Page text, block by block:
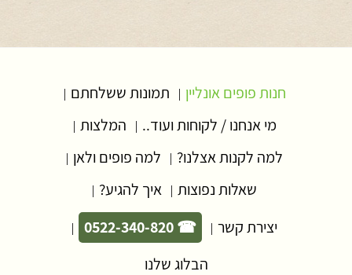
חנות פופים אונליין | תמונות ששלחתם |
מי אנחנו / לקוחות ועוד.. | המלצות |
למה לקנות אצלנו? | למה פופים ולאן |
שאלות נפוצות | איך להגיע? |
יצירת קשר |
☎ 0522-340-820
|
הבלוג שלנו